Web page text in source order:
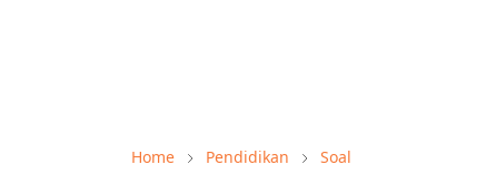
Home Pendidikan Soal